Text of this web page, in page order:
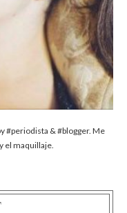
#periodista & #blogger. Me
el maquillaje.